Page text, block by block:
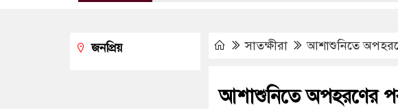
সাতক্ষীরা আশাশুনিতে
আশাশুনিতে অপহরণের পর
জনপ্রিয়